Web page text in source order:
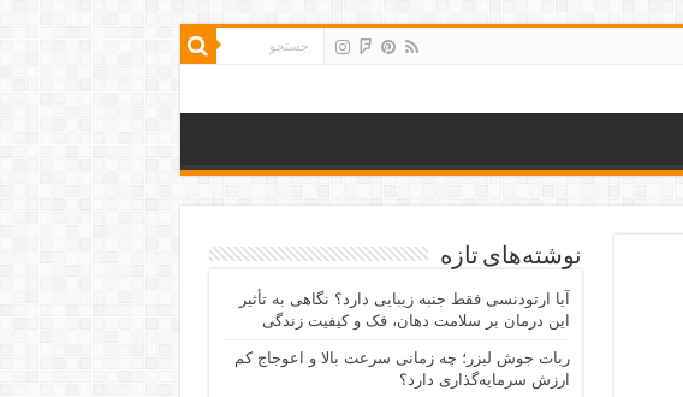
نوشته‌های تازه
آیا ارتودنسی فقط جنبه زیبایی دارد؟ نگاهی به تأثیر
این درمان بر سلامت دهان، فک و کیفیت زندگی
ربات جوش لیزر؛ چه زمانی سرعت بالا و اعوجاج کم
ارزش سرمایه‌گذاری دارد؟